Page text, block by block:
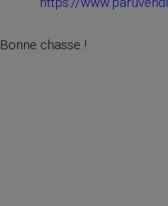
Bonne chasse !